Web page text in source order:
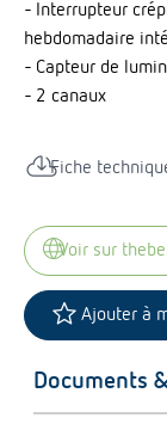
- Interrupteur
hebdomadaire
- Capteur de
- 2 canaux
cloud_downloadFiche
languagevoir sur
starAjouter à
Documents